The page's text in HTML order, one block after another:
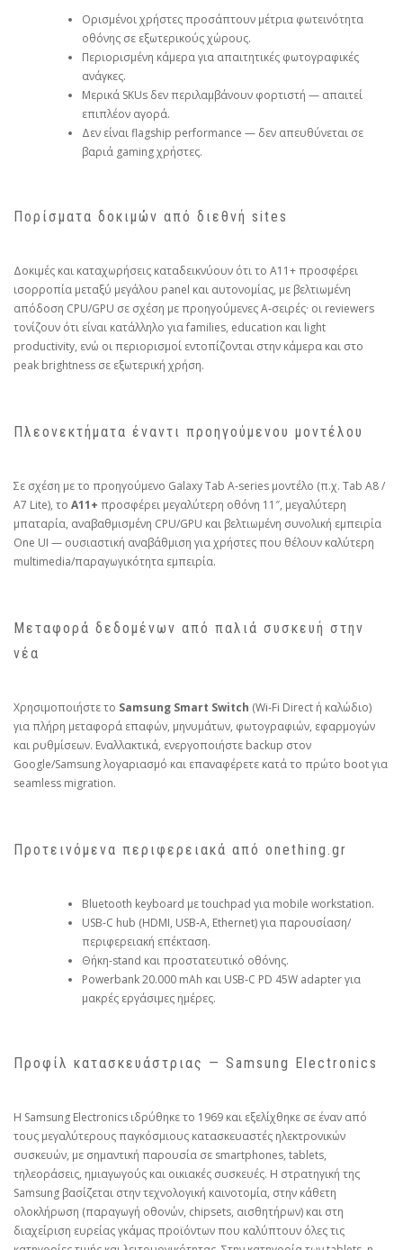
Ορισμένοι χρήστες προσάπτουν μέτρια φωτεινότητα
οθόνης σε εξωτερικούς χώρους.
Περιορισμένη κάμερα για απαιτητικές φωτογραφικές
ανάγκες.
Μερικά SKUs δεν περιλαμβάνουν φορτιστή — απαιτεί
επιπλέον αγορά.
Δεν είναι flagship performance — δεν απευθύνεται σε
βαριά gaming χρήστες.
Πορίσματα δοκιμών από διεθνή sites
Δοκιμές και καταχωρήσεις καταδεικνύουν ότι το A11+ προσφέρει
ισορροπία μεταξύ μεγάλου panel και αυτονομίας, με βελτιωμένη
απόδοση CPU/GPU σε σχέση με προηγούμενες A‑σειρές· οι reviewers
τονίζουν ότι είναι κατάλληλο για families, education και light
productivity, ενώ οι περιορισμοί εντοπίζονται στην κάμερα και στο
peak brightness σε εξωτερική χρήση.
Πλεονεκτήματα έναντι προηγούμενου μοντέλου
Σε σχέση με το προηγούμενο Galaxy Tab A‑series μοντέλο (π.χ. Tab A8 /
A7 Lite), το A11+ προσφέρει μεγαλύτερη οθόνη 11″, μεγαλύτερη
μπαταρία, αναβαθμισμένη CPU/GPU και βελτιωμένη συνολική εμπειρία
One UI — ουσιαστική αναβάθμιση για χρήστες που θέλουν καλύτερη
multimedia/παραγωγικότητα εμπειρία.
Μεταφορά δεδομένων από παλιά συσκευή στην
νέα
Χρησιμοποιήστε το Samsung Smart Switch (Wi‑Fi Direct ή καλώδιο)
για πλήρη μεταφορά επαφών, μηνυμάτων, φωτογραφιών, εφαρμογών
και ρυθμίσεων. Εναλλακτικά, ενεργοποιήστε backup στον
Google/Samsung λογαριασμό και επαναφέρετε κατά το πρώτο boot για
seamless migration.
Προτεινόμενα περιφερειακά από onething.gr
Bluetooth keyboard με touchpad για mobile workstation.
USB‑C hub (HDMI, USB‑A, Ethernet) για παρουσίαση/
περιφερειακή επέκταση.
Θήκη‑stand και προστατευτικό οθόνης.
Powerbank 20.000 mAh και USB‑C PD 45W adapter για
μακρές εργάσιμες ημέρες.
Προφίλ κατασκευάστριας — Samsung Electronics
Η Samsung Electronics ιδρύθηκε το 1969 και εξελίχθηκε σε έναν από
τους μεγαλύτερους παγκόσμιους κατασκευαστές ηλεκτρονικών
συσκευών, με σημαντική παρουσία σε smartphones, tablets,
τηλεοράσεις, ημιαγωγούς και οικιακές συσκευές. Η στρατηγική της
Samsung βασίζεται στην τεχνολογική καινοτομία, στην κάθετη
ολοκλήρωση (παραγωγή οθονών, chipsets, αισθητήρων) και στη
διαχείριση ευρείας γκάμας προϊόντων που καλύπτουν όλες τις